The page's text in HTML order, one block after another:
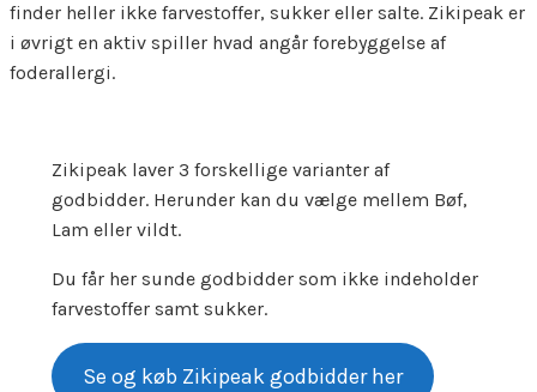
finder heller ikke farvestoffer, sukker eller salte. Zikipeak er
i øvrigt en aktiv spiller hvad angår forebyggelse af
foderallergi.
Zikipeak laver 3 forskellige varianter af
godbidder. Herunder kan du vælge mellem Bøf,
Lam eller vildt.
Du får her sunde godbidder som ikke indeholder
farvestoffer samt sukker.
Se og køb Zikipeak godbidder her